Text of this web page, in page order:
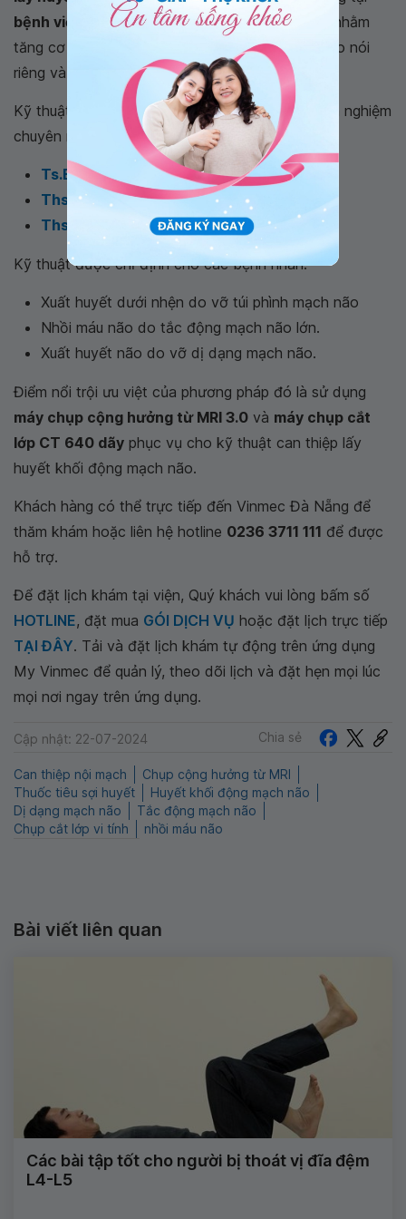
bệnh viện Đa khoa Quốc tế Vinmec Đà Nẵng
nhằm
tăng cơ hội chữa trị cho bệnh nhân nhồi máu não nói
riêng và các bệnh lý về huyết khối nói chung.
Kỹ thuật được thực hiện bởi các bác sĩ giàu kinh nghiệm
chuyên môn:
Ts.Bs Tôn Thất Trí Dũng
Ths.Bs Huỳnh An Thiên
Ths.Bs Nguyễn Thanh Nam
Kỹ thuật được chỉ định cho các bệnh nhân:
Xuất huyết dưới nhện do vỡ túi phình mạch não
Nhồi máu não do tắc động mạch não lớn.
Xuất huyết não do vỡ dị dạng mạch não.
Điểm nổi trội ưu việt của phương pháp đó là sử dụng
máy chụp cộng hưởng từ MRI 3.0 và máy chụp cắt
lớp CT 640 dãy phục vụ cho kỹ thuật can thiệp lấy
huyết khối động mạch não.
Khách hàng có thể trực tiếp đến Vinmec Đà Nẵng để
thăm khám hoặc liên hệ hotline 0236 3711 111 để được
hỗ trợ.
Để đặt lịch khám tại viện, Quý khách vui lòng bấm số
HOTLINE, đặt mua GÓI DỊCH VỤ hoặc đặt lịch trực tiếp
TẠI ĐÂY. Tải và đặt lịch khám tự động trên ứng dụng
My Vinmec để quản lý, theo dõi lịch và đặt hẹn mọi lúc
mọi nơi ngay trên ứng dụng.
Cập nhật: 22-07-2024 Chia sẻ
Can thiệp nội mạch
Chụp cộng hưởng từ MRI
Thuốc tiêu sợi huyết
Huyết khối động mạch não
Dị dạng mạch não
Tắc động mạch não
Chụp cắt lớp vi tính
nhồi máu não
Bài viết liên quan
Các bài tập tốt cho người bị thoát vị đĩa đệm
L4-L5